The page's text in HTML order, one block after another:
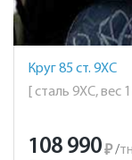
Круг 85 ст. 9ХС
[ сталь 9ХС, вес
108 990₽ /тн